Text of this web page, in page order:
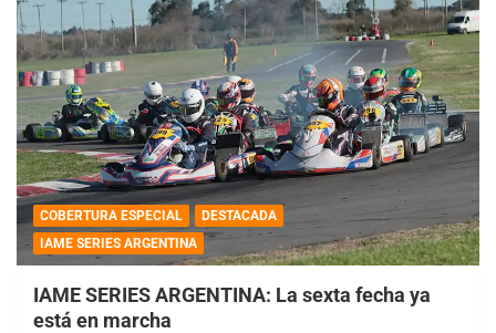
COBERTURA ESPECIAL
DESTACADA
IAME SERIES ARGENTINA
IAME SERIES ARGENTINA: La sexta fecha ya
está en marcha